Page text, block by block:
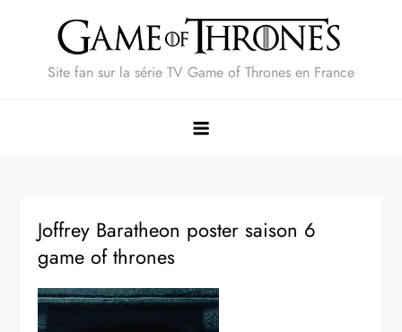
Site fan sur la série TV Game of Thrones en France
Joffrey Baratheon poster saison 6
game of thrones